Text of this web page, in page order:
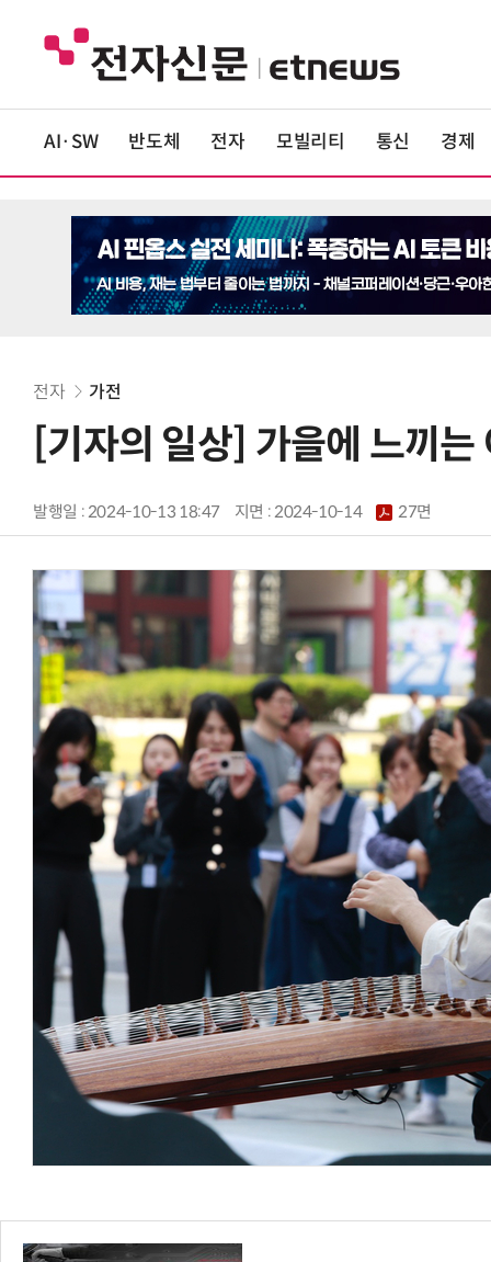
AI·SW 반도체 전자 모빌리티 통신 경제
전자 가전
[기자의 일상] 가을에 느끼는
발행일 : 2024-10-13 18:47 지면 :2024-10-14 27면
체계화 된 데이터가 곧 AI 시대의 경쟁력이다 현업에서 바로 쓰는 "하네스 엔